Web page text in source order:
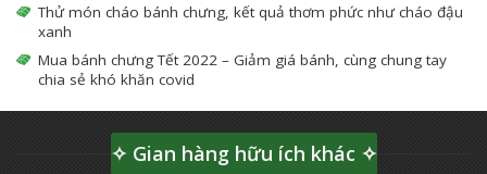
Thử món cháo bánh chưng, kết quả thơm phức như cháo đậu
xanh
Mua bánh chưng Tết 2022 – Giảm giá bánh, cùng chung tay
chia sẻ khó khăn covid
✧ Gian hàng hữu ích khác ✧